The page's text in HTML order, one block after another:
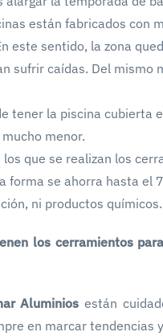
están fabricados con
este sentido, la zona
sufrir caídas. Del mismo
tener la piscina cubierta
menor.
que se realizan los
forma se ahorra hasta el
ni productos químicos.
los cerramientos
Aluminios están
en marcar tendencias